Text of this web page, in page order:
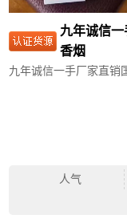
九年诚信
香烟
九年诚信一手厂家直销
人气